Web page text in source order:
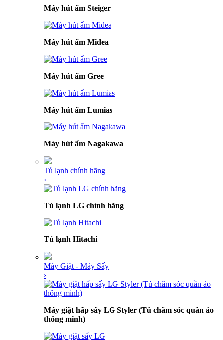
Máy hút ẩm Steiger
Máy hút ẩm Midea
Máy hút ẩm Gree
Máy hút ẩm Lumias
Máy hút ẩm Nagakawa
Tủ lạnh chính hãng
›
Tủ lạnh LG chính hãng
Tủ lạnh Hitachi
Máy Giặt - Máy Sấy
›
Máy giặt hấp sấy LG Styler (Tủ chăm sóc quần áo
thông minh)